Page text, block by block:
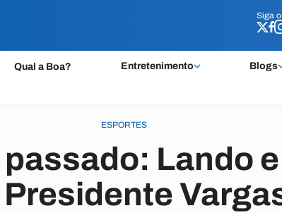
Siga o
Qual a Boa? Entretenimento Blogs
Siga o
ESPORTES
Lando